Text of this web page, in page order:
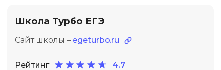
Школа Турбо ЕГЭ
Сайт школы – egeturbo.ru
Рейтинг 4.7